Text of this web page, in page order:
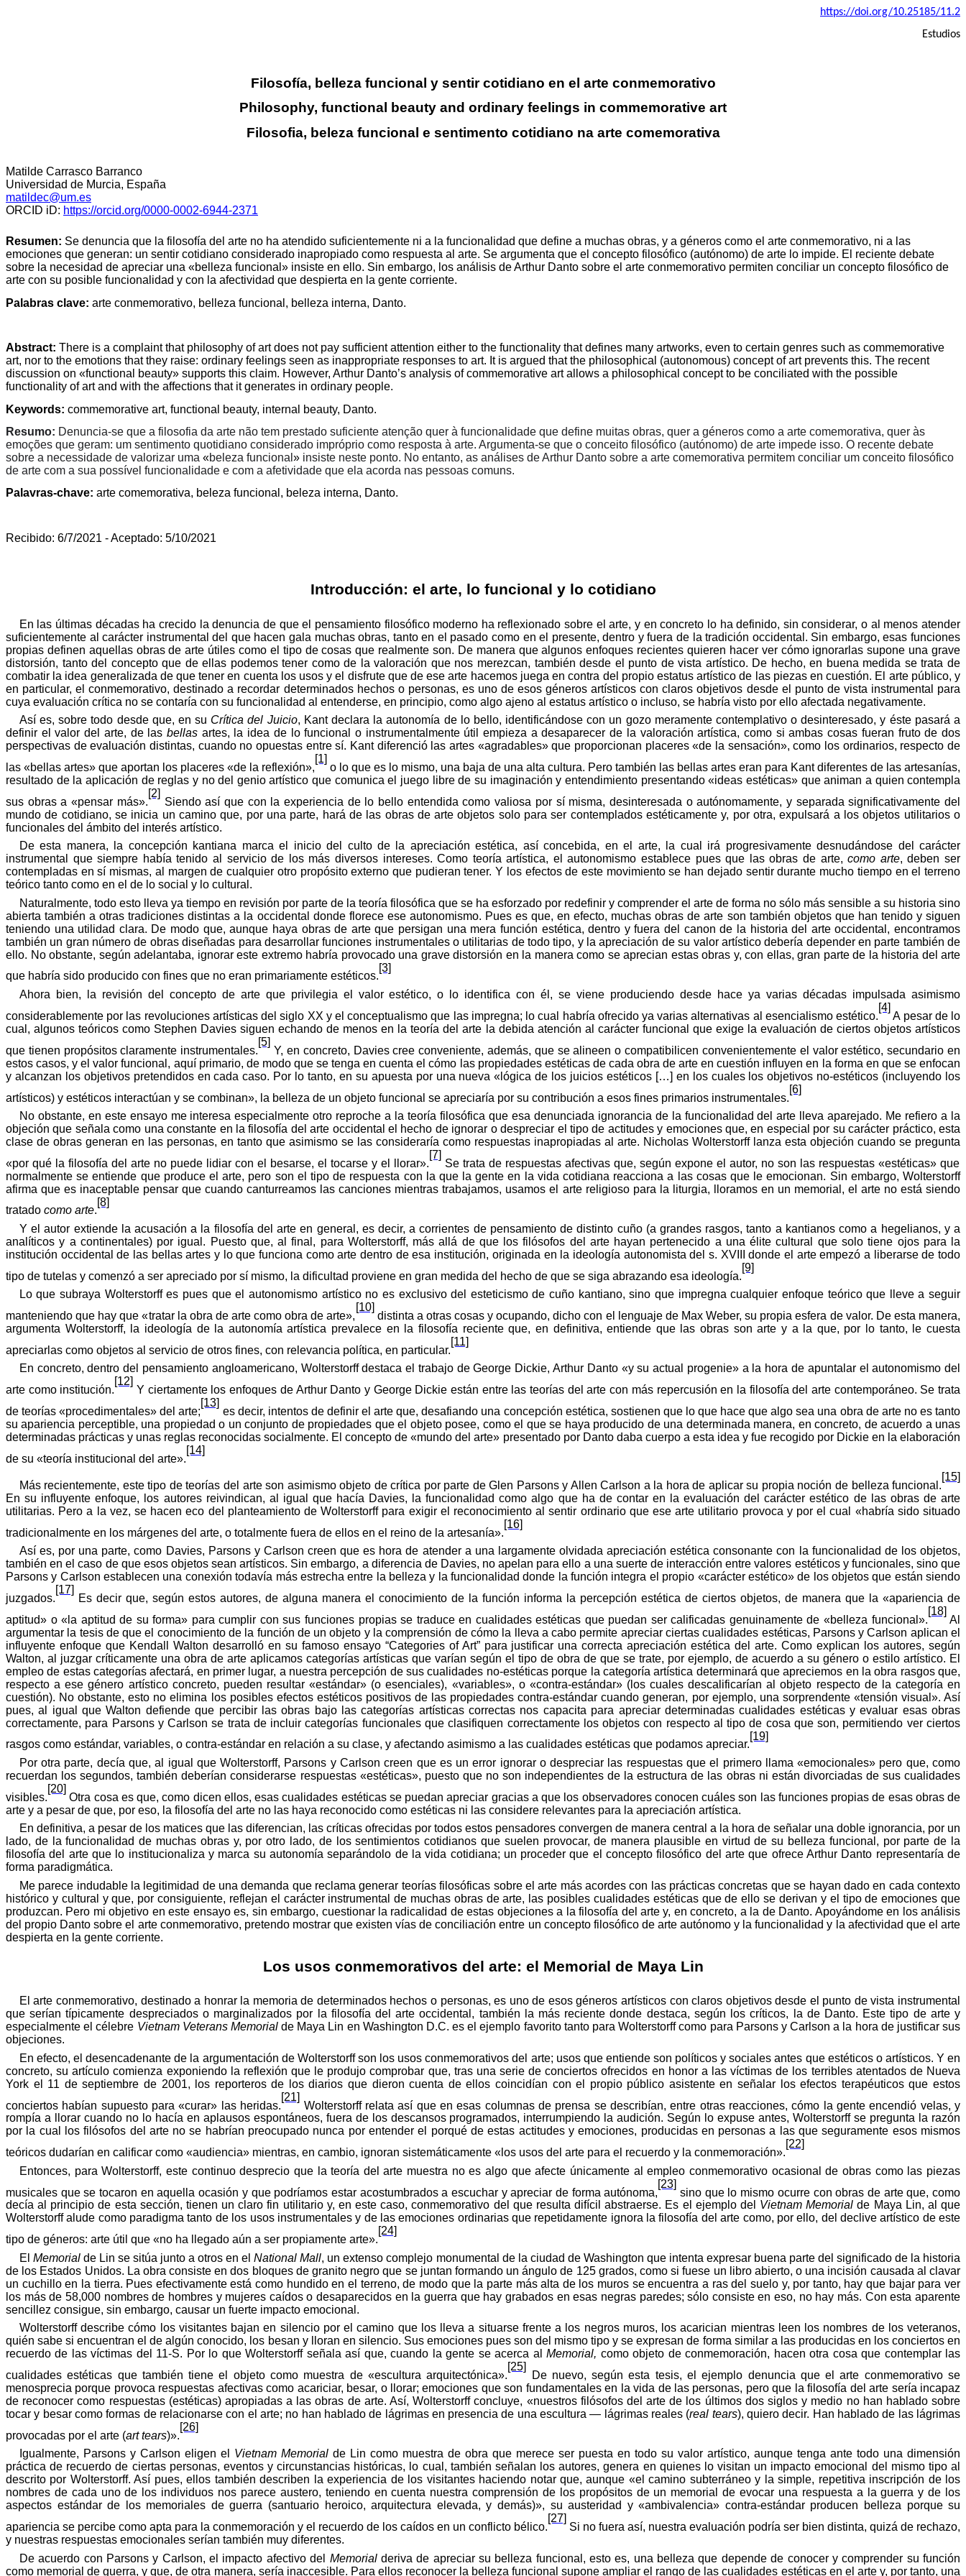
https://doi.org/10.25185/11.2
Estudios
Filosofía, belleza funcional y sentir cotidiano en el arte conmemorativo
Philosophy, functional beauty and ordinary feelings in commemorative art
Filosofia, beleza funcional e sentimento cotidiano na arte comemorativa
Matilde Carrasco Barranco
Universidad de Murcia, España
matildec@um.es
ORCID iD: https://orcid.org/0000-0002-6944-2371
Resumen: Se denuncia que la filosofía del arte no ha atendido suficientemente ni a la funcionalidad que define a muchas obras, y a géneros como el arte conmemorativo, ni a las
emociones que generan: un sentir cotidiano considerado inapropiado como respuesta al arte. Se argumenta que el concepto filosófico (autónomo) de arte lo impide. El reciente debate
sobre la necesidad de apreciar una «belleza funcional» insiste en ello. Sin embargo, los análisis de Arthur Danto sobre el arte conmemorativo permiten conciliar un concepto filosófico de
arte con su posible funcionalidad y con la afectividad que despierta en la gente corriente.
Palabras clave: arte conmemorativo, belleza funcional, belleza interna, Danto.
Abstract: There is a complaint that philosophy of art does not pay sufficient attention either to the functionality that defines many artworks, even to certain genres such as commemorative
art, nor to the emotions that they raise: ordinary feelings seen as inappropriate responses to art. It is argued that the philosophical (autonomous) concept of art prevents this. The recent
discussion on «functional beauty» supports this claim. However, Arthur Danto’s analysis of commemorative art allows a philosophical concept to be conciliated with the possible
functionality of art and with the affections that it generates in ordinary people.
Keywords: commemorative art, functional beauty, internal beauty, Danto.
Resumo: Denuncia-se que a filosofia da arte não tem prestado suficiente atenção quer à funcionalidade que define muitas obras, quer a géneros como a arte comemorativa, quer às
emoções que geram: um sentimento quotidiano considerado impróprio como resposta à arte. Argumenta-se que o conceito filosófico (autónomo) de arte impede isso. O recente debate
sobre a necessidade de valorizar uma «beleza funcional » insiste neste ponto. No entanto, as análises de Arthur Danto sobre a arte comemorativa permitem conciliar um conceito filosófico
de arte com a sua possível funcionalidade e com a afetividade que ela acorda nas pessoas comuns.
Palavras-chave: arte comemorativa, beleza funcional, beleza interna, Danto.
Recibido: 6/7/2021 - Aceptado: 5/10/2021
Introducción: el arte, lo funcional y lo cotidiano
En las últimas décadas ha crecido la denuncia de que el pensamiento filosófico moderno ha reflexionado sobre el arte, y en concreto lo ha definido, sin considerar, o al menos atender
suficientemente al carácter instrumental del que hacen gala muchas obras, tanto en el pasado como en el presente, dentro y fuera de la tradición occidental. Sin embargo, esas funciones
propias definen aquellas obras de arte útiles como el tipo de cosas que realmente son. De manera que algunos enfoques recientes quieren hacer ver cómo ignorarlas supone una grave
distorsión, tanto del concepto que de ellas podemos tener como de la valoración que nos merezcan, también desde el punto de vista artístico. De hecho, en buena medida se trata de
combatir la idea generalizada de que tener en cuenta los usos y el disfrute que de ese arte hacemos juega en contra del propio estatus artístico de las piezas en cuestión. El arte público, y
en particular, el conmemorativo, destinado a recordar determinados hechos o personas, es uno de esos géneros artísticos con claros objetivos desde el punto de vista instrumental para
cuya evaluación crítica no se contaría con su funcionalidad al entenderse, en principio, como algo ajeno al estatus artístico o incluso, se habría visto por ello afectada negativamente.
Así es, sobre todo desde que, en su Crítica del Juicio, Kant declara la autonomía de lo bello, identificándose con un gozo meramente contemplativo o desinteresado, y éste pasará a
definir el valor del arte, de las bellasartes, la idea de lo funcional o instrumentalmente útil empieza a desaparecer de la valoración artística, como si ambas cosas fueran fruto de dos
perspectivas de evaluación distintas, cuando no opuestas entre sí. Kant diferenciólasartes «agradables» que proporcionan placeres«de la sensación»,como los ordinarios, respecto de
las «bellas artes» que aportan los placeres «de la reflexión»,
[1]
o lo que es lo mismo, una baja de una alta cultura. Pero también las bellas artes eran para Kantdiferentes de las artesanías,
resultado de la aplicación de reglas y no del genio artístico que comunica el juego libre de su imaginación y entendimiento presentando«ideas estéticas» queaniman a quien contempla
sus obrasa «pensar más».
[2]
Siendo así que con la experiencia de lo bello entendida como valiosa por sí misma, desinteresada o autónomamente, y separada significativamente del
mundo de cotidiano, se inicia un camino que, por una parte, hará de las obras de arte objetos solo para ser contemplados estéticamente y, por otra, expulsará a los objetos utilitarios o
funcionales del ámbito del interés artístico.
De esta manera, la concepción kantiana marca el inicio del culto de la apreciación estética, así concebida, en el arte, la cual irá progresivamente desnudándose del carácter
instrumental que siempre había tenido al servicio de los más diversos intereses. Como teoría artística, el autonomismo establece pues que las obras de arte,como arte, deben ser
contempladas en sí mismas, al margen de cualquier otro propósito externo que pudieran tener. Y los efectos de este movimiento se han dejado sentir durante mucho tiempo en el terreno
teórico tanto como en el de lo social y lo cultural.
Naturalmente, todo esto lleva ya tiempo en revisión por parte de la teoría filosófica que se ha esforzado por redefinir y comprender el arte de forma no sólo más sensible a su historia sino
abierta tambiéna otras tradiciones distintas a la occidental donde florece ese autonomismo. Pues es que, en efecto, muchas obras de arte son también objetos que han tenido y siguen
teniendo una utilidad clara. De modo que, aunque haya obras de arte que persigan una mera función estética, dentro y fuera del canon de la historia del arte occidental, encontramos
también un gran número de obras diseñadas para desarrollar funciones instrumentales o utilitarias de todo tipo, y la apreciación de su valor artístico debería depender en parte también de
ello. No obstante, según adelantaba, ignorar este extremo habría provocado una grave distorsión en la manera como se aprecian estas obras y, con ellas, gran parte de la historia del arte
que habría sido producido con fines que no eran primariamente estéticos.
[3]
Ahora bien, la revisión del concepto de arte que privilegia el valor estético, o lo identifica con él, se viene produciendo desde hace ya varias décadas impulsada asimismo
considerablemente por las revoluciones artísticas del siglo XX y el conceptualismo que las impregna; lo cual habría ofrecido ya varias alternativas al esencialismo estético.
[4]
A pesar de lo
cual, algunos teóricos como Stephen Davies siguen echando de menos en la teoría del arte la debida atención al carácter funcional que exige la evaluación de ciertos objetos artísticos
que tienen propósitos claramente instrumentales.
[5]
Y, en concreto, Davies cree conveniente, además, que se alineen o compatibilicen convenientemente el valor estético, secundario en
estos casos, y el valor funcional, aquí primario, de modo que se tenga en cuenta el cómo las propiedades estéticas de cada obra de arte en cuestión influyen en la forma en que se enfocan
y alcanzan los objetivos pretendidos en cada caso. Por lo tanto, en su apuesta por una nueva « lógica de los juicios estéticos[…] en los cuales los objetivos no-estéticos (incluyendo los
artísticos) y estéticos interactúan y se combinan», la belleza de un objeto funcional se apreciaría por su contribución a esos fines primarios instrumentales.
[6]
No obstante, en este ensayo me interesa especialmente otro reproche a la teoría filosófica que esa denunciada ignorancia de la funcionalidad del arte lleva aparejado. Me refiero a la
objeción que señala como una constante en la filosofía del arte occidental el hecho de ignorar o despreciar el tipo de actitudes y emociones que, en especial por su carácter práctico, esta
clase de obras generan en las personas, en tanto que asimismo se las consideraría como respuestas inapropiadas al arte. Nicholas Wolterstorff lanza esta objeción cuando se pregunta
«por qué la filosofía del arte no puede lidiar con el besarse, el tocarse y el llorar».
[7]
Se trata de respuestas afectivas que, según expone el autor, no son las respuestas «estéticas» que
normalmente se entiende que produce el arte, pero son el tipo de respuesta con la que la gente en la vida cotidiana reacciona a las cosas que le emocionan. Sin embargo, Wolterstorff
afirma que es inaceptable pensar que cuando canturreamos las canciones mientras trabajamos, usamos el arte religioso para la liturgia, lloramos en un memorial, el arte no está siendo
tratado como arte.
[8]
Y el autor extiende la acusación a la filosofía del arte en general, es decir, a corrientes de pensamiento de distinto cuño (a grandes rasgos, tanto a kantianos como a hegelianos, y a
analíticos y a continentales) por igual. Puesto que, al final, para Wolterstorff, más allá de que los filósofos del arte hayan pertenecido a una élite cultural que solo tiene ojos para la
institución occidental de las bellas artes y lo que funciona como arte dentro de esa institución, originada en la ideología autonomista del s. XVIII donde el arte empezó a liberarse de todo
tipo de tutelas y comenzó a ser apreciado por sí mismo, la dificultad proviene en gran medida del hecho de que se siga abrazando esa ideología.
[9]
Lo quesubraya Wolterstorffes pues que el autonomismo artísticono es exclusivo del esteticismo de cuño kantiano, sino que impregna cualquier enfoque teóricoque lleveaseguir
manteniendo que hay que «tratarla obra de arte como obra de arte»,
[10]
distinta a otras cosas y ocupando, dicho con el lenguaje de Max Weber, su propia esfera de valor. De esta manera,
argumenta Wolterstorff, la ideología de la autonomía artística prevalece en la filosofía reciente que, en definitiva, entiende que las obras son arte y a la que, por lo tanto, le cuesta
apreciarlas como objetos al servicio de otros fines, con relevancia política, en particular.
[11]
En concreto, dentro del pensamiento angloamericano, Wolterstorff destaca el trabajode George Dickie, Arthur Danto«ysu actual progenie» a la hora de apuntalar el autonomismo del
arte como institución.
[12]
Y ciertamente los enfoques de Arthur Danto y George Dickie están entre lasteorías del arte con más repercusión en la filosofía del arte contemporáneo. Setrata
deteorías «procedimentales» delarte;
[13]
es decir, intentosde definir el arte que, desafiando una concepción estética, sostienen que lo que hace que algo sea una obra de arte no es tanto
su apariencia perceptible, una propiedad o un conjunto de propiedades que el objeto posee, como el que se haya producido de una determinada manera, en concreto, de acuerdo a unas
determinadas prácticas y unas reglas reconocidas socialmente. Elconcepto de «mundo delarte» presentadopor Danto daba cuerpo a esta idea y fue recogidopor Dickie en laelaboración
de su «teoría institucional del arte».
[14]
Más recientemente, este tipo de teorías del arte son asimismo objeto de crítica por parte de Glen Parsons y Allen Carlson a la hora de aplicar su propia noción de belleza funcional.
[15]
En su influyente enfoque, los autores reivindican, al igual que hacía Davies, la funcionalidad como algo que ha de contar en la evaluación del carácter estético de las obras de arte
utilitarias. Pero a la vez, se hacen eco del planteamientodeWolterstorffpara exigirel reconocimiento alsentir ordinarioque esearte utilitario provoca y por elcual «habría sido situado
tradicionalmente en los márgenes del arte, o totalmente fuera de ellos en el reino de la artesanía».
[16]
Así es, por una parte, como Davies, Parsons y Carlson creen que es hora de atender a una largamente olvidada apreciación estética consonante con la funcionalidad de los objetos,
también en el caso de que esos objetos sean artísticos. Sin embargo, a diferencia de Davies, no apelan para ello a una suerte de interacción entrevalores estéticosy funcionales, sinoque
Parsons y Carlsonestablecen una conexión todavía más estrecha entre la belleza y lafuncionalidad donde lafunción integra el propio «carácter estético» de los objetos que están siendo
juzgados.
[17]
Es decir que, según estos autores, de alguna manera el conocimiento de la función informa la percepción estética de ciertos objetos, de manera que la «apariencia de
aptitud» o« la aptitud de su forma» paracumplir con sus funcionespropias se traduce en cualidades estéticas que puedan sercalificadas genuinamentede «belleza funcional ».
[18]
Al
argumentar la tesis de que el conocimiento de la función de un objeto y la comprensión de cómo la lleva acabo permite apreciar ciertas cualidades estéticas, Parsons y Carlson aplican el
influyente enfoqueque Kendall Walton desarrollóen su famoso ensayo“Categories of Art” para justificar una correcta apreciación estética del arte. Comoexplican losautores,según
Walton, al juzgar críticamente una obra de arte aplicamos categorías artísticas que varían según el tipo de obra de que se trate, por ejemplo, de acuerdo a su género o estilo artístico. El
empleo de estas categorías afectará, en primer lugar, a nuestra percepción de sus cualidades no-estéticas porque la categoría artística determinará que apreciemos en laobra rasgosque,
respecto a esegénero artístico concreto, pueden resultar«estándar» (oesenciales), «variables», o«contra-estándar» (loscuales descalificarían alobjeto respectode la categoría en
cuestión). No obstante, esto no elimina los posibles efectos estéticos positivosde las propiedades contra-estándar cuando generan, por ejemplo, una sorprendente«tensión visual».Así
pues, al igual que Walton defiendeque percibirlasobras bajo lascategorías artísticas correctas nos capacita para apreciar determinadas cualidades estéticas y evaluar esas obras
correctamente, para Parsons y Carlson se trata de incluir categorías funcionales que clasifiquen correctamente los objetos con respecto al tipo de cosa que son, permitiendo ver ciertos
rasgos como estándar, variables, o contra-estándar en relación a su clase, y afectando asimismo a las cualidades estéticas que podamos apreciar.
[19]
Porotra parte, decía que, al igual queWolterstorff, Parsons y Carlson creen que es un error ignorarodespreciar las respuestasque el primero llama «emocionales» pero que,como
recuerdan lossegundos,también deberían considerarse respuestas«estéticas», puestoque no son independientes de la estructura de las obras ni están divorciadas de sus cualidades
visibles.
[20]
Otra cosa es que, como dicen ellos, esas cualidades estéticas se puedan apreciar gracias a que los observadores conocen cuáles son las funciones propias de esas obras de
arte y a pesar de que, por eso, la filosofía del arte no las haya reconocido como estéticas ni las considere relevantes para la apreciación artística.
En definitiva, a pesar de los matices que las diferencian, las críticas ofrecidas por todos estos pensadores convergen de manera central a la hora de señalar una doble ignorancia, por un
lado, de la funcionalidad de muchas obras y, por otro lado, de los sentimientos cotidianos que suelen provocar, de manera plausible en virtud de su belleza funcional, por parte de la
filosofía del arte que lo institucionaliza y marca su autonomía separándolo de la vida cotidiana; un proceder que el concepto filosófico del arte que ofrece Arthur Danto representaría de
forma paradigmática.
Me parece indudable la legitimidad de una demanda que reclama generar teorías filosóficas sobre el arte más acordes con las prácticas concretas que se hayan dado en cada contexto
histórico y cultural y que, por consiguiente, reflejan el carácter instrumental de muchas obras de arte, las posibles cualidades estéticas que de ello se derivan y el tipo de emociones que
produzcan. Pero mi objetivo en este ensayo es, sin embargo, cuestionar la radicalidad de estas objeciones a la filosofía del arte y, en concreto, a la de Danto. Apoyándome en los análisis
del propio Danto sobre el arte conmemorativo, pretendo mostrar que existen vías de conciliación entre un concepto filosófico de arte autónomo y la funcionalidad y la afectividad que el arte
despierta en la gente corriente.
Los usos conmemorativos del arte: el Memorial de Maya Lin
El arte conmemorativo, destinado a honrar la memoria de determinados hechos o personas, es uno de esos géneros artísticos con claros objetivos desde el punto de vista instrumental
que serían típicamente despreciados o marginalizados por la filosofía del arte occidental, también la más reciente donde destaca, según los críticos, la de Danto. Este tipo de artey
especialmente elcélebre Vietnam Veterans Memorialde Maya Lin en Washington D.C. es elejemplo favoritotanto paraWolterstorff como para Parsons y Carlson a la hora de justificarsus
objeciones.
En efecto, eldesencadenante de la argumentación de Wolterstorffson los usos conmemorativos del arte; usosque entiende son políticos y sociales antes que estéticos o artísticos. Y en
concreto, su artículo comienza exponiendo la reflexión que le produjo comprobar que, tras una serie de conciertos ofrecidos en honor a las víctimas de los terribles atentados de Nueva
York el 11 de septiembre de 2001, los reporteros de los diarios que dieron cuenta de ellos coincidían con el propio público asistenteenseñalar losefectos terapéuticosqueestos
conciertos habían supuestopara «curar» las heridas
[21]
Wolterstorff relata asíque en esas columnas de prensa se describían, entre otras reacciones, cómo la gente encendió velas, y
rompía a llorar cuando no lo hacía en aplausos espontáneos, fuera de los descansos programados, interrumpiendo la audición. Según loexpuse antes,Wolterstorff se pregunta la razón
por la cual los filósofos del arte no se habrían preocupado nunca por entender el porqué de estas actitudes y emociones, producidas en personas a las queseguramente esos mismos
teóricos dudarían en calificar como «audiencia» mientras, en cambio, ignoran sistemáticamente « los usos del arte para el recuerdo y la conmemoración».
[22]
Entonces, paraWolterstorff, estecontinuodesprecio que lateoría del arte muestra no es algo que afecte únicamente al empleo conmemorativo ocasional de obras como las piezas
musicales que se tocaron en aquella ocasión y que podríamos estar acostumbrados a escuchar y apreciar de forma autónoma,
[23]
sino que lo mismo ocurre con obras de arte que, como
decía al principio de esta sección, tienen un claro fin utilitario y, en este caso, conmemorativo del que resulta difícil abstraerse. Es el ejemplo del Vietnam Memorial de Maya Lin, al que
Wolterstorff alude como paradigma tanto de los usos instrumentales y de las emociones ordinarias que repetidamente ignora la filosofía del arte como, porello, del declive artístico deeste
tipo de géneros: arte útil que «no ha llegado aún a ser propiamente arte».
[24]
El Memorialde Lin sesitúa junto aotros en elNational Mall, un extensocomplejo monumental de la ciudad de Washington que intenta expresar buena parte del significado de la historia
de los Estados Unidos. La obra consiste en dos bloques de granito negro que se juntan formando un ángulo de 125 grados, como si fuese un libro abierto, o una incisión causada al clavar
un cuchillo en la tierra. Pues efectivamente está como hundido en el terreno, de modo que la parte más alta de los muros se encuentra a ras del suelo y, por tanto, hay que bajar para ver
los más de 58,000 nombres de hombres y mujeres caídos o desaparecidos en la guerra que hay grabados en esas negras paredes; sólo consiste en eso, no hay más. Con esta aparente
sencillez consigue, sin embargo, causar un fuerte impacto emocional.
Wolterstorffdescribecómo los visitantes bajan en silencio por el camino que los lleva a situarse frente a los negros muros, los acarician mientras leen los nombres de los veteranos,
quién sabe si encuentran el de algún conocido, los besan y lloran en silencio. Sus emociones pues son del mismo tipo y se expresan de forma similar a las producidas en los conciertos en
recuerdo de las víctimas del 11-S. Por lo queWolterstorff señala así que,cuando lagente se acerca alMemorial, como objeto de conmemoración, hacen otra cosa que contemplarlas
cualidades estéticas que también tiene el objeto como muestra de«escultura arquitectónica».
[25]
De nuevo,según esta tesis, el ejemplo denuncia que el arte conmemorativo se
menosprecia porque provoca respuestas afectivas como acariciar, besar, o llorar; emociones que son fundamentales en la vida de las personas, pero que la filosofía del arte sería incapaz
de reconocer como respuestas (estéticas) apropiadas a las obras de arte. Así,Wolterstorff concluye, «nuestros filósofosdelarte de los últimos dos siglos y medio no han hablado sobre
tocar y besar como formas de relacionarse con el arte; no han hablado de lágrimas en presencia de unaescultura — lágrimas reales (real tears),quiero decir. Han hablado de las lágrimas
provocadas por el arte (arttears)».
[26]
Igualmente, Parsons y Carlson eligen el Vietnam Memorialde Lin como muestra de obra que merece ser puesta en todo su valor artístico, aunque tenga ante todo una dimensión
práctica de recuerdo de ciertas personas, eventos y circunstancias históricas, lo cual, también señalan los autores, genera en quienes lo visitan un impacto emocional del mismo tipoal
descrito por Wolterstorff. Así pues, ellos también describen laexperiencia de los visitantes haciendo notarque,aunque «elcamino subterráneoy la simple, repetitiva inscripción de los
nombres de cada uno de los individuos nos parece austero, teniendo en cuenta nuestra comprensión de los propósitos de un memorial de evocar una respuesta a la guerra y de los
aspectos estándar de los memoriales deguerra (santuario heroico,arquitectura elevada, y demás)», su austeridad y«ambivalencia» contra-estándar producen belleza porque su
apariencia se percibe como apta para la conmemoración y el recuerdo de los caídos en un conflicto bélico.
[27]
Si no fuera así, nuestra evaluación podría ser bien distinta, quizá de rechazo,
y nuestras respuestas emocionales serían también muy diferentes.
De acuerdo con Parsons y Carlson, el impacto afectivodel Memorialderiva de apreciar su belleza funcional, esto es, una belleza que depende de conocer y comprender su función
como memorial de guerra, y que, de otra manera, sería inaccesible. Para ellos reconocer la belleza funcional supone ampliar el rango de las cualidades estéticas en el arte y, por tanto, una